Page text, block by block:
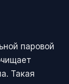
паровой
Такая